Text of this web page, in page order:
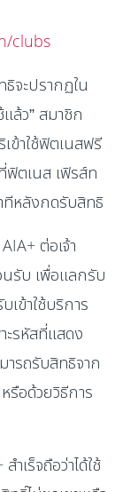
clubs
จะปรากฏใน
ล้ว” สมาชิก
ข้าใช้ฟิตเนสฟรี
ฟิตเนส เฟิรส์ท
ทีหลังกดรับสิทธิ
ต่อเจ้า
รับ เพื่อแลกรับ
เข้าใช้บริการ
ะรหัสที่แสดง
ารถรับสิทธิจาก
รือด้วยวิธีการ
เร็จถือว่าได้ใช้